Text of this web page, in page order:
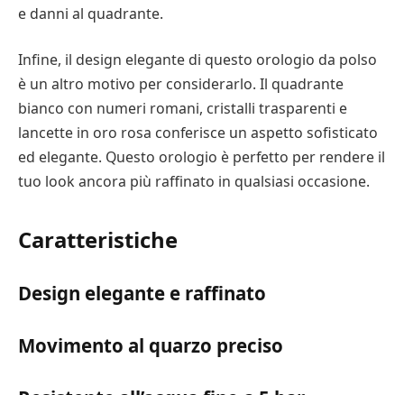
e danni al quadrante.
Infine, il design elegante di questo orologio da polso
è un altro motivo per considerarlo. Il quadrante
bianco con numeri romani, cristalli trasparenti e
lancette in oro rosa conferisce un aspetto sofisticato
ed elegante. Questo orologio è perfetto per rendere il
tuo look ancora più raffinato in qualsiasi occasione.
Caratteristiche
Design elegante e raffinato
Movimento al quarzo preciso